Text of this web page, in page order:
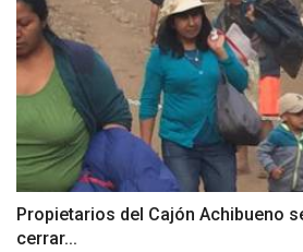
Propietarios del Cajón Achibueno
cerrar...